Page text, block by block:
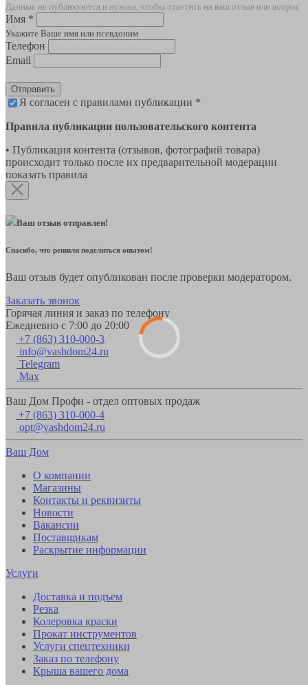
Данные не публикуются и нужны, чтобы ответить на ваш отзыв или вопрос
Имя *
Укажите Ваше имя или псевдоним
Телефон
Email
Отправить
Я согласен с правилами публикации *
Правила публикации пользовательского контента
• Публикация контента (отзывов, фотографий товара)
происходит только после их предварительной модерации
показать правила
Ваш отзыв отправлен!
Спасибо, что решили поделиться опытом!
Ваш отзыв будет опубликован после проверки модератором.
Заказать звонок
Горячая линия и заказ по телефону
Ежедневно с 7:00 до 20:00
+7 (863) 310-000-3
info@vashdom24.ru
Telegram
Max
Ваш Дом Профи - отдел оптовых продаж
+7 (863) 310-000-4
opt@vashdom24.ru
Ваш Дом
О компании
Магазины
Контакты и реквизиты
Новости
Вакансии
Поставщикам
Раскрытие информации
Услуги
Доставка и подъем
Резка
Колеровка краски
Прокат инструментов
Услуги спецтехники
Заказ по телефону
Крыша вашего дома